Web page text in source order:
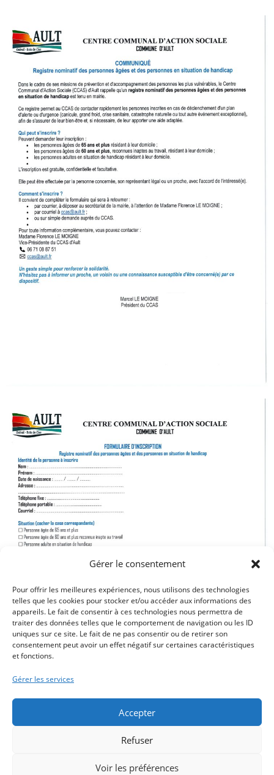
Gérer le consentement
Pour offrir les meilleures expériences, nous utilisons des technologies
telles que les cookies pour stocker et/ou accéder aux informations des
appareils. Le fait de consentir à ces technologies nous permettra de
traiter des données telles que le comportement de navigation ou les ID
uniques sur ce site. Le fait de ne pas consentir ou de retirer son
consentement peut avoir un effet négatif sur certaines caractéristiques
et fonctions.
Gérer les services
Accepter
Refuser
Voir les préférences